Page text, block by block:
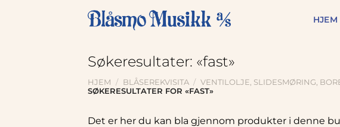
HJEM
Søkeresultater: «fast»
HJEM / BLÅSEREKVISITA / VENTILOLJE, SLIDESMØRING,
SØKERESULTATER FOR «FAST»
Det er her du kan bla gjennom produkter i denne